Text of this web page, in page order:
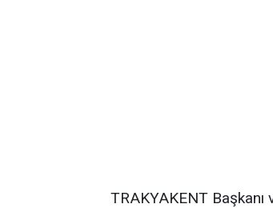
TRAKYAKENT Başkanı